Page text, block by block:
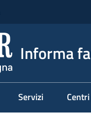
Informa
Servizi